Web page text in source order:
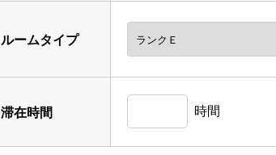
ルームタイプ
滞在時間 時間